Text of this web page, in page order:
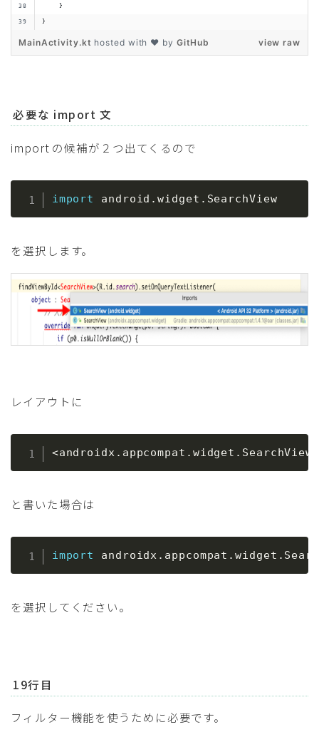
    }
}
view raw
MainActivity.kt hosted with ❤ by GitHub
必要な import 文
import の候補が２つ出てくるので
import android .widget . SearchView
を選択します。
レイアウトに
<androidx.appcompat.widget.SearchView
と書いた場合は
import androidx . appcompat .widget .
を選択してください。
19行目
フィルター機能を使うために必要です。